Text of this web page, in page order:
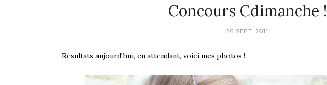
Concours Cdimanche !
26 SEPT. 2011
Résultats aujourd'hui, en attendant, voici mes photos !